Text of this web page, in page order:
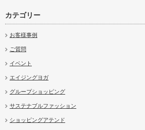
カテゴリー
お客様事例
ご質問
イベント
エイジングヨガ
グループショッピング
サステナブルファッション
ショッピングアテンド